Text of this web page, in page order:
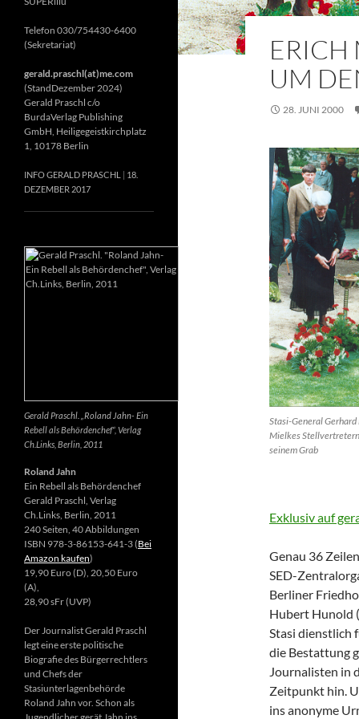
ERICH
UM
28. JUNI 2000
Stasi-General
Mielkes
seinem Grab
Exklusiv auf
Genau 36
SED-
Berliner
Hubert Hunold
Stasi dienstlich
die Bestattung
Journalisten in
Zeitpunkt hin.
ins anonyme
Telefon 030/754430-6400
(Sekretariat)
gerald.praschl(at)me.com
(StandDezember 2024)
Gerald Praschl c/o
BurdaVerlag Publishing
GmbH, Heiligegeistkirchplatz
1, 10178 Berlin
INFO GERALD PRASCHL
18.
DEZEMBER 2017
Gerald Praschl. „Roland Jahn- Ein
Rebell als Behördenchef“, Verlag
Ch.Links, Berlin, 2011
Roland Jahn
Ein Rebell als Behördenchef
Gerald Praschl, Verlag
Ch.Links, Berlin, 2011
240 Seiten, 40 Abbildungen
ISBN 978-3-86153-641-3 (Bei
Amazon kaufen)
19,90 Euro (D), 20,50 Euro
(A),
28,90 sFr (UVP)
Der Journalist Gerald Praschl
legt eine erste politische
Biografie des Bürgerrechtlers
und Chefs der
Stasiunterlagenbehörde
Roland Jahn vor. Schon als